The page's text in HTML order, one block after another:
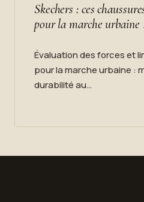
Skechers : ces
pour la marche urbaine
Évaluation des forces et
pour la marche urbaine :
durabilité au…